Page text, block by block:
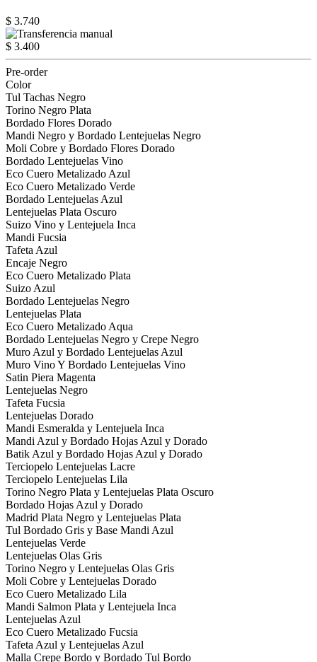
$ 3.740
$ 3.400
Pre-order
Color
Tul Tachas Negro
Torino Negro Plata
Bordado Flores Dorado
Mandi Negro y Bordado Lentejuelas Negro
Moli Cobre y Bordado Flores Dorado
Bordado Lentejuelas Vino
Eco Cuero Metalizado Azul
Eco Cuero Metalizado Verde
Bordado Lentejuelas Azul
Lentejuelas Plata Oscuro
Suizo Vino y Lentejuela Inca
Mandi Fucsia
Tafeta Azul
Encaje Negro
Eco Cuero Metalizado Plata
Suizo Azul
Bordado Lentejuelas Negro
Lentejuelas Plata
Eco Cuero Metalizado Aqua
Bordado Lentejuelas Negro y Crepe Negro
Muro Azul y Bordado Lentejuelas Azul
Muro Vino Y Bordado Lentejuelas Vino
Satin Piera Magenta
Lentejuelas Negro
Tafeta Fucsia
Lentejuelas Dorado
Mandi Esmeralda y Lentejuela Inca
Mandi Azul y Bordado Hojas Azul y Dorado
Batik Azul y Bordado Hojas Azul y Dorado
Terciopelo Lentejuelas Lacre
Terciopelo Lentejuelas Lila
Torino Negro Plata y Lentejuelas Plata Oscuro
Bordado Hojas Azul y Dorado
Madrid Plata Negro y Lentejuelas Plata
Tul Bordado Gris y Base Mandi Azul
Lentejuelas Verde
Lentejuelas Olas Gris
Torino Negro y Lentejuelas Olas Gris
Moli Cobre y Lentejuelas Dorado
Eco Cuero Metalizado Lila
Mandi Salmon Plata y Lentejuela Inca
Lentejuelas Azul
Eco Cuero Metalizado Fucsia
Tafeta Azul y Lentejuelas Azul
Malla Crepe Bordo y Bordado Tul Bordo